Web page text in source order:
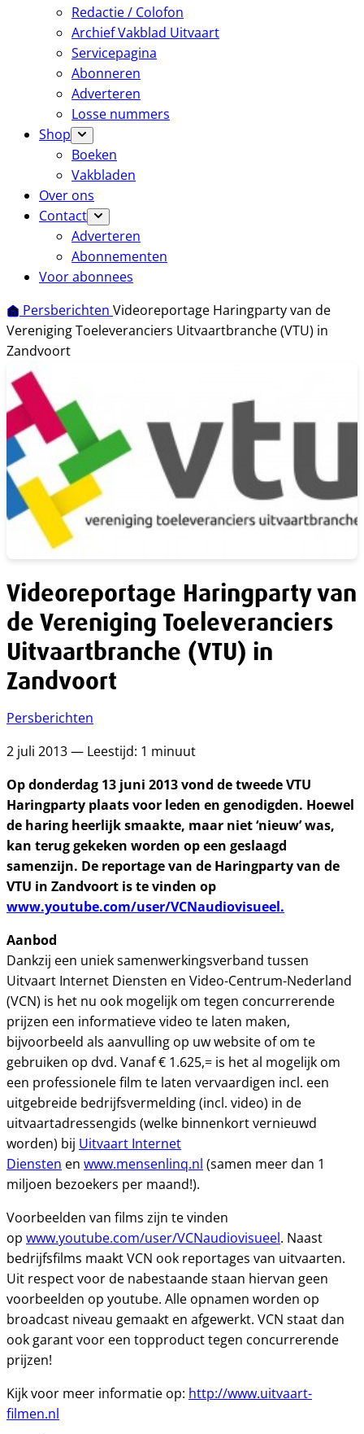
Redactie / Colofon
Archief Vakblad Uitvaart
Servicepagina
Abonneren
Adverteren
Losse nummers
Shop
Boeken
Vakbladen
Over ons
Contact
Adverteren
Abonnementen
Voor abonnees
Persberichten Videoreportage Haringparty van de
Vereniging Toeleveranciers Uitvaartbranche (VTU) in
Zandvoort
Videoreportage Haringparty van
de Vereniging Toeleveranciers
Uitvaartbranche (VTU) in
Zandvoort
Persberichten
2 juli 2013 — Leestijd: 1 minuut
Op donderdag 13 juni 2013 vond de tweede VTU
Haringparty plaats voor leden en genodigden. Hoewel
de haring heerlijk smaakte, maar niet ‘nieuw’ was,
kan terug gekeken worden op een geslaagd
samenzijn. De reportage van de Haringparty van de
VTU in Zandvoort is te vinden op
www.youtube.com/user/VCNaudiovisueel.
Aanbod
Dankzij een uniek samenwerkingsverband tussen
Uitvaart Internet Diensten en Video-Centrum-Nederland
(VCN) is het nu ook mogelijk om tegen concurrerende
prijzen een informatieve video te laten maken,
bijvoorbeeld als aanvulling op uw website of om te
gebruiken op dvd. Vanaf € 1.625,= is het al mogelijk om
een professionele film te laten vervaardigen incl. een
uitgebreide bedrijfsvermelding (incl. video) in de
uitvaartadressengids (welke binnenkort vernieuwd
worden) bij Uitvaart Internet
Diensten en www.mensenlinq.nl (samen meer dan 1
miljoen bezoekers per maand!).
Voorbeelden van films zijn te vinden
op www.youtube.com/user/VCNaudiovisueel. Naast
bedrijfsfilms maakt VCN ook reportages van uitvaarten.
Uit respect voor de nabestaande staan hiervan geen
voorbeelden op youtube. Alle opnamen worden op
broadcast niveau gemaakt en afgewerkt. VCN staat dan
ook garant voor een topproduct tegen concurrerende
prijzen!
Kijk voor meer informatie op: http://www.uitvaart-
filmen.nl